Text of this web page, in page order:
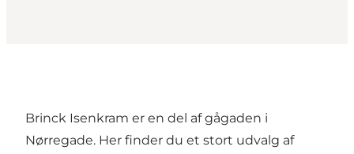
Brinck Isenkram er en del af gågaden i
Nørregade. Her finder du et stort udvalg af